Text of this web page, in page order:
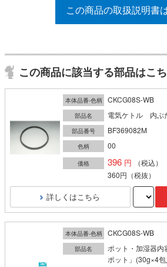
この商品の取扱説明書
この商品に該当する部品はこ
本体品番-色柄 CKCG08S-WB
部品名 電気ケトル 内ぶ
部品番号 BF369082M
色柄 00
価格 396
（税込）
360円 （税抜）
詳しくはこちら
本体品番-色柄 CKCG08S-WB
部品名
ポット・加湿器内
ポット」(30g×4包